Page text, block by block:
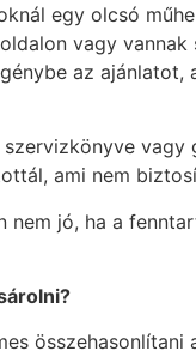
egy olcsó
vagy
az
ami nem
nem jó, ha a
rolni?